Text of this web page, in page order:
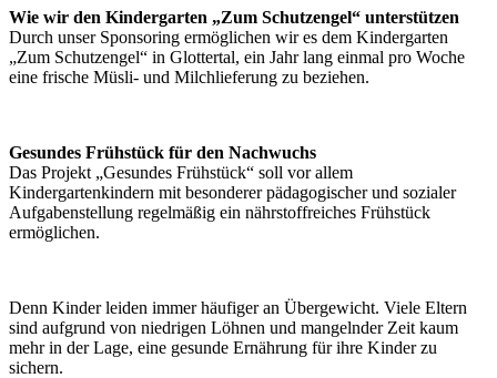
Wie wir den Kindergarten „Zum Schutzengel“ unterstützen
Durch unser Sponsoring ermöglichen wir es dem Kindergarten
„Zum Schutzengel“ in Glottertal, ein Jahr lang einmal pro Woche
eine frische Müsli- und Milchlieferung zu beziehen.
Gesundes Frühstück für den Nachwuchs
Das Projekt „Gesundes Frühstück“ soll vor allem
Kindergartenkindern mit besonderer pädagogischer und sozialer
Aufgabenstellung regelmäßig ein nährstoffreiches Frühstück
ermöglichen.
Denn Kinder leiden immer häufiger an Übergewicht. Viele Eltern
sind aufgrund von niedrigen Löhnen und mangelnder Zeit kaum
mehr in der Lage, eine gesunde Ernährung für ihre Kinder zu
sichern.